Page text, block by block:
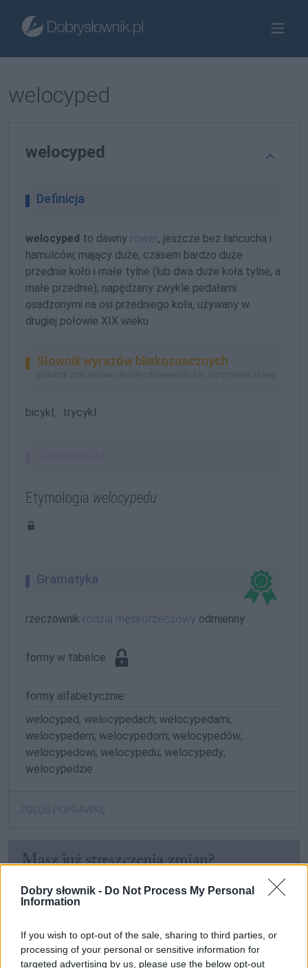
Dobry słownik - Do Not Process My Personal
Information
If you wish to opt-out of the sale, sharing to third parties, or
processing of your personal or sensitive information for
targeted advertising by us, please use the below opt-out
welocyped
welocyped
Definicja
welocyped to dawny rower, jeszcze bez łańcucha i
hamulców, mający duże, czasem bardzo duże
przednie koło i małe tylne (lub dwa duże koła tylne, a
małe przednie), napędzany zwykle pedałami
osadzonymi na osi przedniego koła, używany w
drugiej połowie XIX wieku
Słownik wyrazów bliskoznacznych
podobne znaczeniowo (lepsze odpowiedniki lub zapomniane słowa)
bicykl; trycykl
Etymologia welocypedu
Gramatyka
rzeczownik rodzaj męskorzeczowy odmienny
formy w tabelce:
formy alfabetycznie:
welocyped; welocypedach; welocypedami;
welocypedem; welocypedom; welocypedów;
welocypedowi; welocypedu; welocypedy;
welocypedzie
ZGŁOŚ POPRAWKĘ